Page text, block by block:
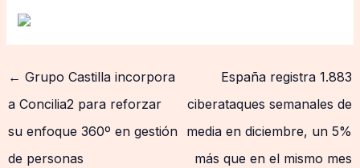
← Grupo Castilla incorpora
a Concilia2 para reforzar
su enfoque 360º en gestión
de personas
España registra 1.883
ciberataques semanales de
media en diciembre, un 5%
más que en el mismo mes